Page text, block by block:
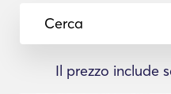
Cerca
Il prezzo include